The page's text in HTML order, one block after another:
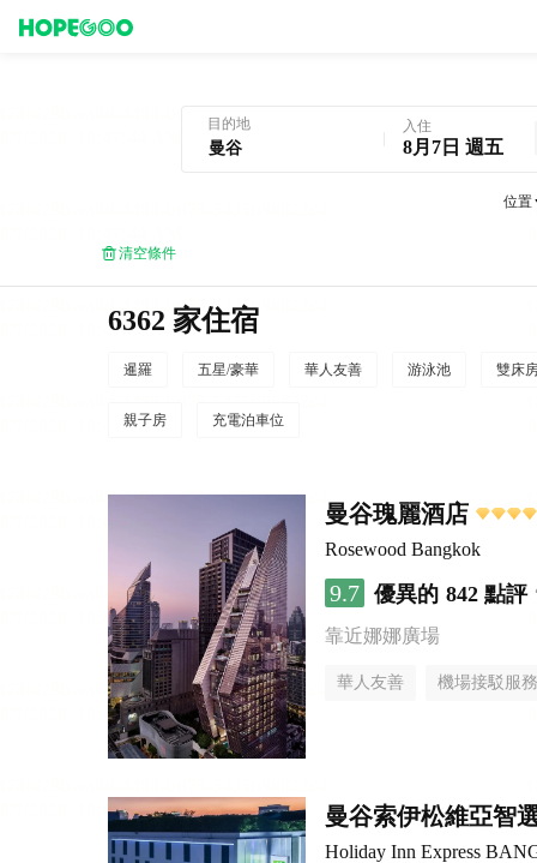
目的地 入住
8月7日 週五
位置
清空條件
6362 家住宿
暹羅 五星/豪華 華人友善 游泳池 雙床
親子房 充電泊車位
曼谷瑰麗酒店
Rosewood Bangkok
9.7 優異的 842 點評
靠近娜娜廣場
華人友善 機場接駁服務
曼谷索伊松維亞智
Holiday Inn Express